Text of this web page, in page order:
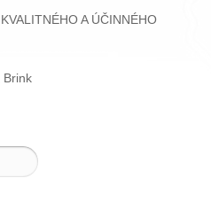
A ÚČINNÉHO
Brink